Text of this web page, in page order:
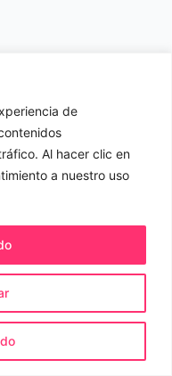
de
Al hacer clic en
a nuestro uso
privacidad